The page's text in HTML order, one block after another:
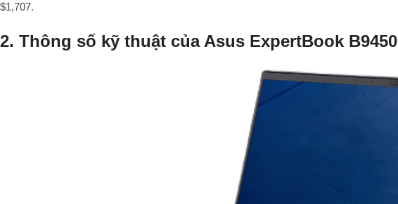
$1,707.
2. Thông số kỹ thuật của Asus ExpertBook B9450